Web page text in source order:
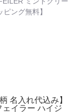
ング無料】